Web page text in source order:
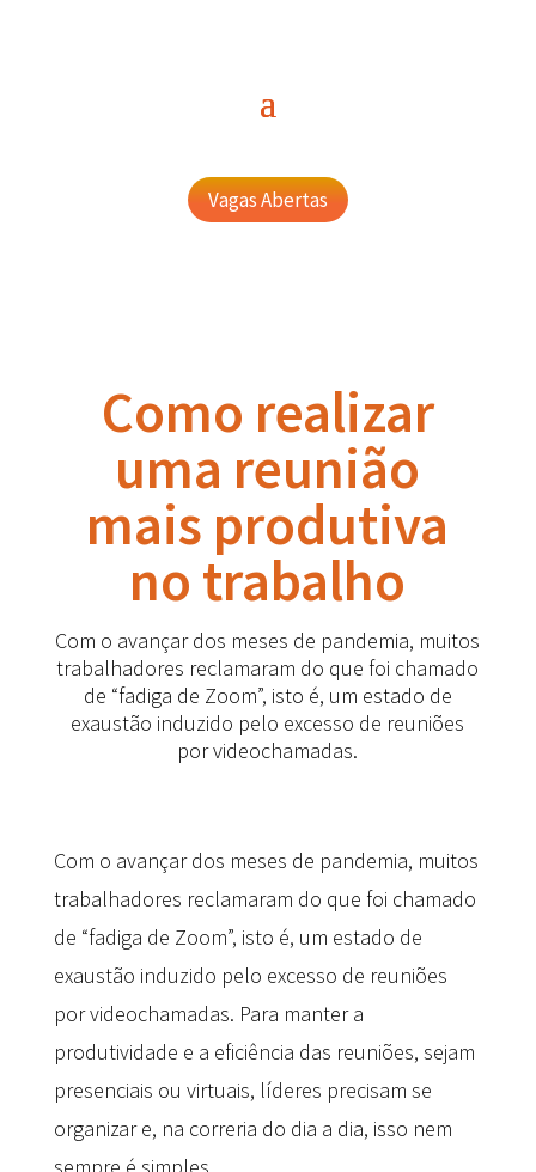
Vagas Abertas
Como realizar
uma reunião
mais produtiva
no trabalho
Com o avançar dos meses de pandemia, muitos
trabalhadores reclamaram do que foi chamado
de “fadiga de Zoom”, isto é, um estado de
exaustão induzido pelo excesso de reuniões
por videochamadas.
Com o avançar dos meses de pandemia, muitos
trabalhadores reclamaram do que foi chamado
de “fadiga de Zoom”, isto é, um estado de
exaustão induzido pelo excesso de reuniões
por videochamadas. Para manter a
produtividade e a eficiência das reuniões, sejam
presenciais ou virtuais, líderes precisam se
organizar e, na correria do dia a dia, isso nem